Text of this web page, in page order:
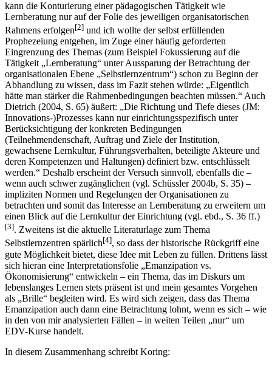
kann die Konturierung einer pädagogischen Tätigkeit wie
Lernberatung nur auf der Folie des jeweiligen organisatorischen
Rahmens erfolgen[2] und ich wollte der selbst erfüllenden
Prophezeiung entgehen, im Zuge einer häufig geforderten
Eingrenzung des Themas (zum Beispiel Fokussierung auf die
Tätigkeit „Lernberatung“ unter Aussparung der Betrachtung der
organisationalen Ebene „Selbstlernzentrum“) schon zu Beginn der
Abhandlung zu wissen, dass im Fazit stehen würde: „Eigentlich
hätte man stärker die Rahmenbedingungen beachten müssen.“ Auch
Dietrich (2004, S. 65) äußert: „Die Richtung und Tiefe dieses (JM:
Innovations-)Prozesses kann nur einrichtungsspezifisch unter
Berücksichtigung der konkreten Bedingungen
(Teilnehmendenschaft, Auftrag und Ziele der Institution,
gewachsene Lernkultur, Führungsverhalten, beteiligte Akteure und
deren Kompetenzen und Haltungen) definiert bzw. entschlüsselt
werden.“ Deshalb erscheint der Versuch sinnvoll, ebenfalls die –
wenn auch schwer zugänglichen (vgl. Schüssler 2004b, S. 35) –
impliziten Normen und Regelungen der Organisationen zu
betrachten und somit das Interesse an Lernberatung zu erweitern um
einen Blick auf die Lernkultur der Einrichtung (vgl. ebd., S. 36 ff.)
[3]. Zweitens ist die aktuelle Literaturlage zum Thema
Selbstlernzentren spärlich[4], so dass der historische Rückgriff eine
gute Möglichkeit bietet, diese Idee mit Leben zu füllen. Drittens lässt
sich hieran eine Interpretationsfolie „Emanzipation vs.
Ökonomisierung“ entwickeln – ein Thema, das im Diskurs um
lebenslanges Lernen stets präsent ist und mein gesamtes Vorgehen
als „Brille“ begleiten wird. Es wird sich zeigen, dass das Thema
Emanzipation auch dann eine Betrachtung lohnt, wenn es sich – wie
in den von mir analysierten Fällen – in weiten Teilen „nur“ um
EDV-Kurse handelt.
In diesem Zusammenhang schreibt Koring: